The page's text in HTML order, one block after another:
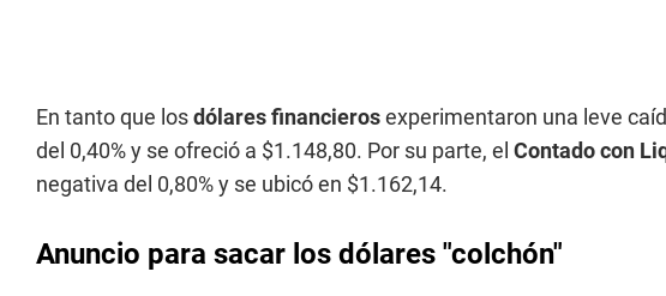
En tanto que losdólares financierosexperimentaron una leve
del 0,40% y se ofreció a $1.148,80. Por su parte, el Contado con
negativa del 0,80% y se ubicó en $1.162,14.
Anuncio para sacar los dólares "colchón"